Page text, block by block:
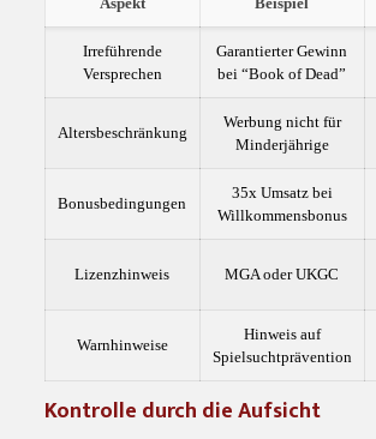
Irreführende
Versprechen
Garantierter Gewinn
bei “Book of Dead”
Altersbeschränkung
Werbung nicht für
Minderjährige
Bonusbedingungen
35x Umsatz bei
Willkommensbonus
Lizenzhinweis MGA oder UKGC
Warnhinweise
Hinweis auf
Spielsuchtprävention
Kontrolle durch die Aufsicht